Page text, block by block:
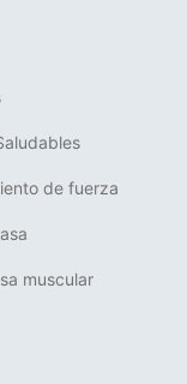
de fuerza
muscular